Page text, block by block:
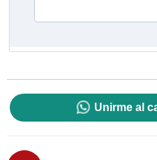
Unirme al